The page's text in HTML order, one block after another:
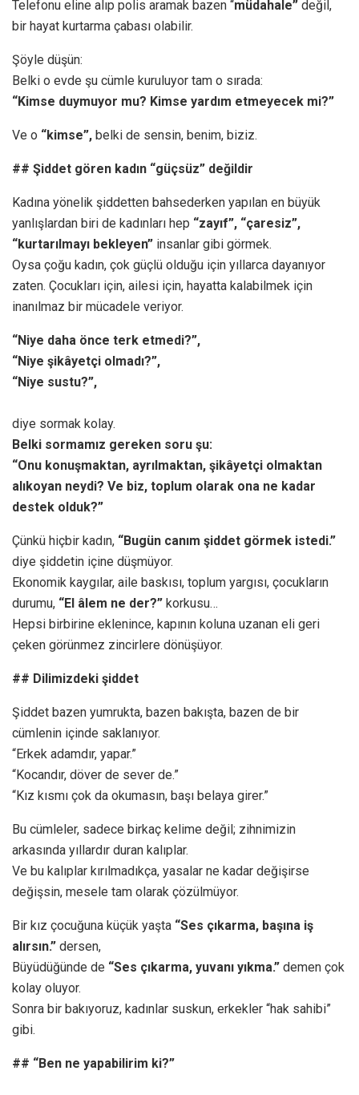
Telefonu eline alıp polis aramak bazen “müdahale” değil,
bir hayat kurtarma çabası olabilir.
Şöyle düşün:
Belki o evde şu cümle kuruluyor tam o sırada:
“Kimse duymuyor mu? Kimse yardım etmeyecek mi?”
Ve o “kimse”, belki de sensin, benim, biziz.
## Şiddet gören kadın “güçsüz” değildir
Kadına yönelik şiddetten bahsederken yapılan en büyük
yanlışlardan biri de kadınları hep “zayıf”, “çaresiz”,
“kurtarılmayı bekleyen” insanlar gibi görmek.
Oysa çoğu kadın, çok güçlü olduğu için yıllarca dayanıyor
zaten. Çocukları için, ailesi için, hayatta kalabilmek için
inanılmaz bir mücadele veriyor.
“Niye daha önce terk etmedi?”,
“Niye şikâyetçi olmadı?”,
“Niye sustu?”,
diye sormak kolay.
Belki sormamız gereken soru şu:
“Onu konuşmaktan, ayrılmaktan, şikâyetçi olmaktan
alıkoyan neydi? Ve biz, toplum olarak ona ne kadar
destek olduk?”
Çünkü hiçbir kadın, “Bugün canım şiddet görmek istedi.”
diye şiddetin içine düşmüyor.
Ekonomik kaygılar, aile baskısı, toplum yargısı, çocukların
durumu, “El âlem ne der?” korkusu…
Hepsi birbirine eklenince, kapının koluna uzanan eli geri
çeken görünmez zincirlere dönüşüyor.
## Dilimizdeki şiddet
Şiddet bazen yumrukta, bazen bakışta, bazen de bir
cümlenin içinde saklanıyor.
“Erkek adamdır, yapar.”
“Kocandır, döver de sever de.”
“Kız kısmı çok da okumasın, başı belaya girer.”
Bu cümleler, sadece birkaç kelime değil; zihnimizin
arkasında yıllardır duran kalıplar.
Ve bu kalıplar kırılmadıkça, yasalar ne kadar değişirse
değişsin, mesele tam olarak çözülmüyor.
Bir kız çocuğuna küçük yaşta “Ses çıkarma, başına iş
alırsın.” dersen,
Büyüdüğünde de “Ses çıkarma, yuvanı yıkma.” demen çok
kolay oluyor.
Sonra bir bakıyoruz, kadınlar suskun, erkekler “hak sahibi”
gibi.
## “Ben ne yapabilirim ki?”